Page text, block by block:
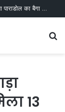
बूंद-बूंद पानी के संघर्ष से जल संरक्षण की मिसाल तक पहुंचा पाराडोल का बैगा पारा
13